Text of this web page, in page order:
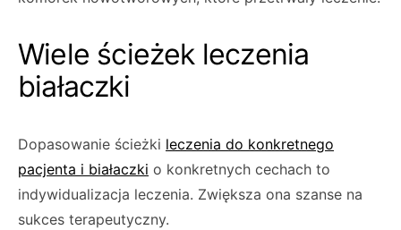
Wiele ścieżek leczenia
białaczki
Dopasowanie ścieżki leczenia do konkretnego
pacjenta i białaczki o konkretnych cechach to
indywidualizacja leczenia. Zwiększa ona szanse na
sukces terapeutyczny.